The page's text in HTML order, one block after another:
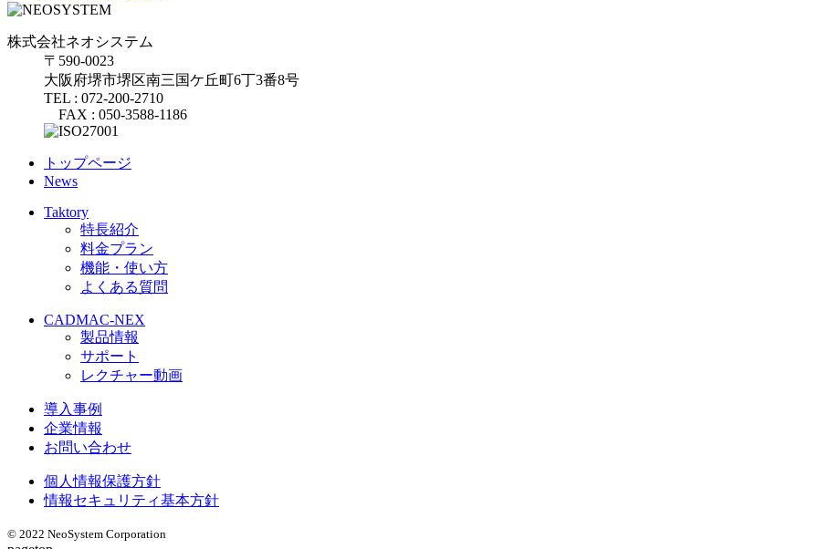
株式会社ネオシステム
〒590-0023
大阪府堺市堺区南三国ケ丘町6丁3番8号
TEL : 072-200-2710
FAX : 050-3588-1186
トップページ
News
Taktory
特長紹介
料金プラン
機能・使い方
よくある質問
CADMAC-NEX
製品情報
サポート
レクチャー動画
導入事例
企業情報
お問い合わせ
個人情報保護方針
情報セキュリティ基本方針
© 2022 NeoSystem Corporation